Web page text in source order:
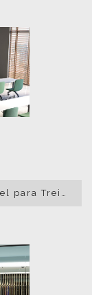
Mesa Rebatível/Basculante/dobrável para Treinamento